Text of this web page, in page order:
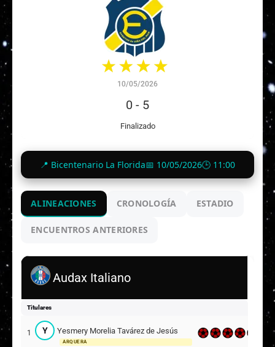
10/05/2026
0 - 5
Finalizado
📍 Bicentenario La Florida📅 10/05/2026🕒 11:00
ALINEACIONES CRONOLOGÍA ESTADIO
ENCUENTROS ANTERIORES
Audax Italiano
Titulares
1 Y Yesmery Morelia Tavárez de Jesús
ARQUERA